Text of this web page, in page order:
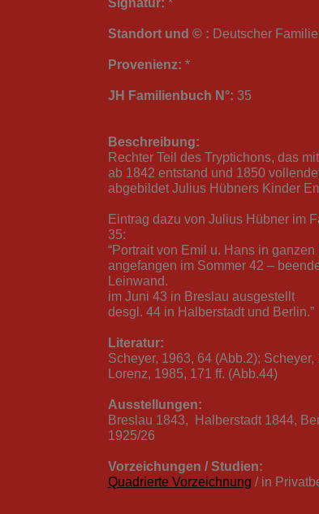
Signatur: *
Standort und © : Deutscher
Provenienz: *
JH Familienbuch N°: 35
Beschreibung:
Rechter Teil des Tryptichons, das
ab 1842 entstand und 1850
abgebildet Julius Hübners Kinder
Eintrag dazu von Julius Hübner im
35:
“Portrait von Emil u. Hans in
angefangen im Sommer 42 –
Leinwand.
im Juni 43 in Breslau ausgestellt
desgl. 44 in Halberstadt und Berlin.”
Literatur:
Scheyer, 1963, 64 (Abb.2);
Lorenz, 1985, 171 ff. (Abb.44)
Ausstellungen:
Breslau 1843, Halberstadt 1844,
1925/26
Vorzeichungen / Studien:
Quadrierte Vorzeichnung / in